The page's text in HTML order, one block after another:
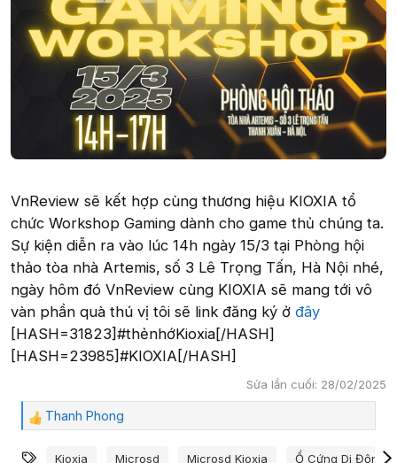
VnReview sẽ kết hợp cùng thương hiệu KIOXIA tổ
chức Workshop Gaming dành cho game thủ chúng ta.
Sự kiện diễn ra vào lúc 14h ngày 15/3 tại Phòng hội
thảo tòa nhà Artemis, số 3 Lê Trọng Tấn, Hà Nội nhé,
ngày hôm đó VnReview cùng KIOXIA sẽ mang tới vô
vàn phần quà thú vị tôi sẽ link đăng ký ở đây
[HASH=31823]#thẻnhớKioxia[/HASH]
[HASH=23985]#KIOXIA[/HASH]
Sửa lần cuối: 28/02/2025
C
m
Thanh Phong
Từ khóa
Kioxia Microsd Microsd Kioxia Ổ Cứng Di Động